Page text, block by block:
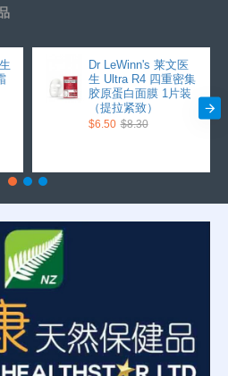
Dr LeWinn's 莱文医
生 Ultra R4 四重密集
胶原蛋白面膜 1片装
（提拉紧致）
$6.50 $8.30